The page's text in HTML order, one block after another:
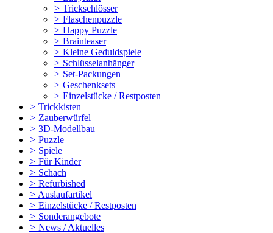
> Trickschlösser
> Flaschenpuzzle
> Happy Puzzle
> Brainteaser
> Kleine Geduldspiele
> Schlüsselanhänger
> Set-Packungen
> Geschenksets
> Einzelstücke / Restposten
> Trickkisten
> Zauberwürfel
> 3D-Modellbau
> Puzzle
> Spiele
> Für Kinder
> Schach
> Refurbished
> Auslaufartikel
> Einzelstücke / Restposten
> Sonderangebote
> News / Aktuelles